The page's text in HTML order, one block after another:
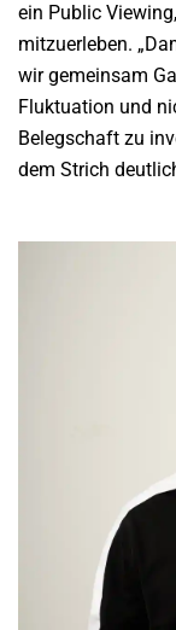
ein Public
mitzuerleben.
wir gemeinsam
Fluktuation und
Belegschaft zu
dem Strich